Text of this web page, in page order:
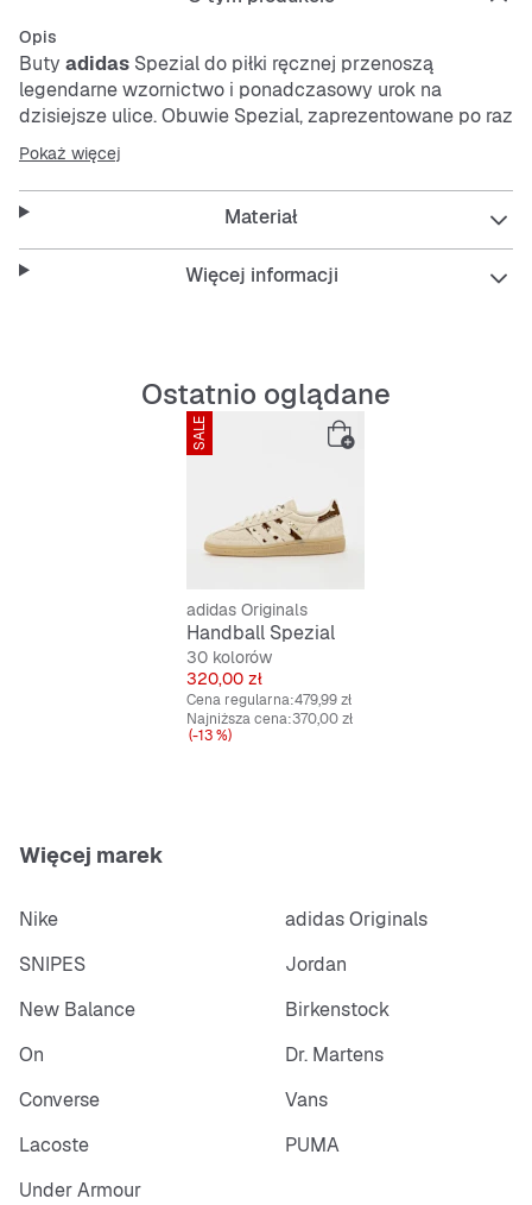
Opis
Buty adidas Spezial do piłki ręcznej przenoszą
legendarne wzornictwo i ponadczasowy urok na
dzisiejsze ulice. Obuwie Spezial, zaprezentowane po raz
pierwszy w 1979 roku jako model halowy, powraca w
odświeżonej odsłonie, która pozostaje wierna swoim
korzeniom.
Wyposażone w miękką, tekstylną wyściółkę i klasyczne
sznurowanie, buty te zachowują wygląd i energię
Jako symbol dziedzictwa
prezentuje logo Trefoil na języku, gwarantując
niepowtarzalny wygląd, który oddaje hołd ikonie w
klasycznym wydaniu.
Standardowe dopasowanie
Konstrukcja Cold Cement
Pokaż więcej
Materiał
Więcej informacji
Ostatnio oglądane
SALE
adidas Originals
Handball Spezial
30 kolorów
Cena
320,00 zł
Cena regularna:479,99 zł
Najniższa cena:370,00 zł
(-13 %)
Więcej marek
Nike
adidas Originals
SNIPES
Jordan
New Balance
Birkenstock
On
Dr. Martens
Converse
Vans
Lacoste
PUMA
Under Armour